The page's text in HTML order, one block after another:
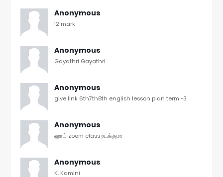
Anonymous
12 mark
Anonymous
Gayathri Gayathri
Anonymous
give link 6th7th8th english lesson plan term -3
Anonymous
ஹாய் zoom class நடக்குமா
Anonymous
K. Kamini